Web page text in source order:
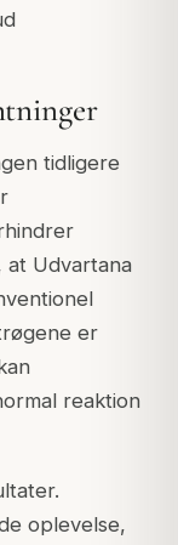
tidligere
at Udvartana
er
reaktion
oplevelse,